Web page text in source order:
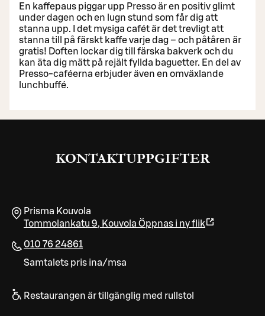
En kaffepaus piggar upp Presso är en positiv glimt
under dagen och en lugn stund som får dig att
stanna upp. I det mysiga cafét är det trevligt att
stanna till på färskt kaffe varje dag – och påtåren är
gratis! Doften lockar dig till färska bakverk och du
kan äta dig mätt på rejält fyllda baguetter. En del av
Presso-caféerna erbjuder även en omväxlande
lunchbuffé.
KONTAKTUPPGIFTER
Prisma Kouvola
Tommolankatu 9, Kouvola Öppnas i ny flik
010 76 24861
Samtalets pris ina/msa
Restaurangen är tillgänglig med rullstol